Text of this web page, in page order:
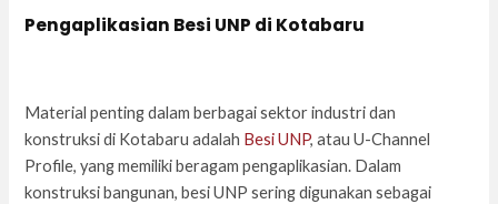
Pengaplikasian Besi UNP di Kotabaru
Material penting dalam berbagai sektor industri dan
konstruksi di Kotabaru adalah Besi UNP, atau U-Channel
Profile, yang memiliki beragam pengaplikasian. Dalam
konstruksi bangunan, besi UNP sering digunakan sebagai